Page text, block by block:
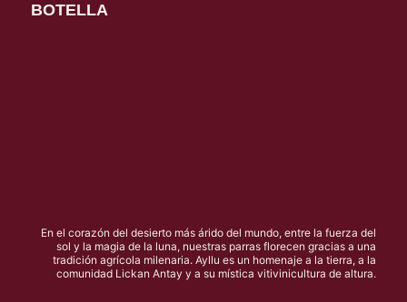
BOTELLA
En el corazón del desierto más árido del mundo, entre la fuerza del
sol y la magia de la luna, nuestras parras florecen gracias a una
tradición agrícola milenaria. Ayllu es un homenaje a la tierra, a la
comunidad Lickan Antay y a su mística vitivinicultura de altura.